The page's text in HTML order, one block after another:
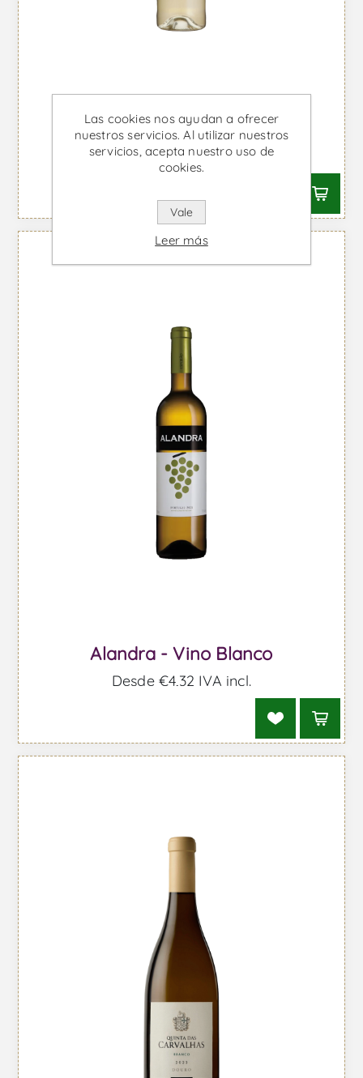
Assobio - Vino Blanco
Desde €8,44 IVA incl.
Alandra - Vino Blanco
Desde €4,32 IVA incl.
Las cookies nos ayudan a ofrecer
nuestros servicios. Al utilizar nuestros
servicios, acepta nuestro uso de
cookies.
Vale
Leer más